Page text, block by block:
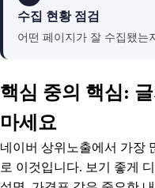
수집 현황 점검
어떤 페이지가 잘 수집됐는
핵심 중의 핵심:
마세요
네이버 상위노출에서 가장
로 이것입니다. 보기 좋게